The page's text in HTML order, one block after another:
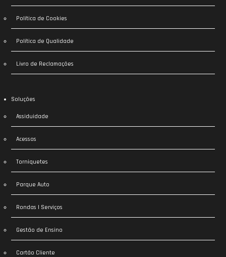
Política de Cookies
Política de Qualidade
Livro de Reclamações
Soluções
Assiduidade
Acessos
Torniquetes
Parque Auto
Rondas | Serviços
Gestão de Ensino
Cartão Cliente